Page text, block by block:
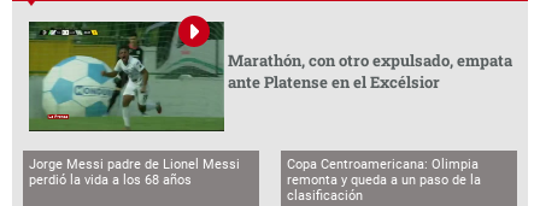
Marathón, con otro expulsado, empata
ante Platense en el Excélsior
Jorge Messi padre de Lionel Messi
perdió la vida a los 68 años
Copa Centroamericana: Olimpia
remonta y queda a un paso de la
clasificación